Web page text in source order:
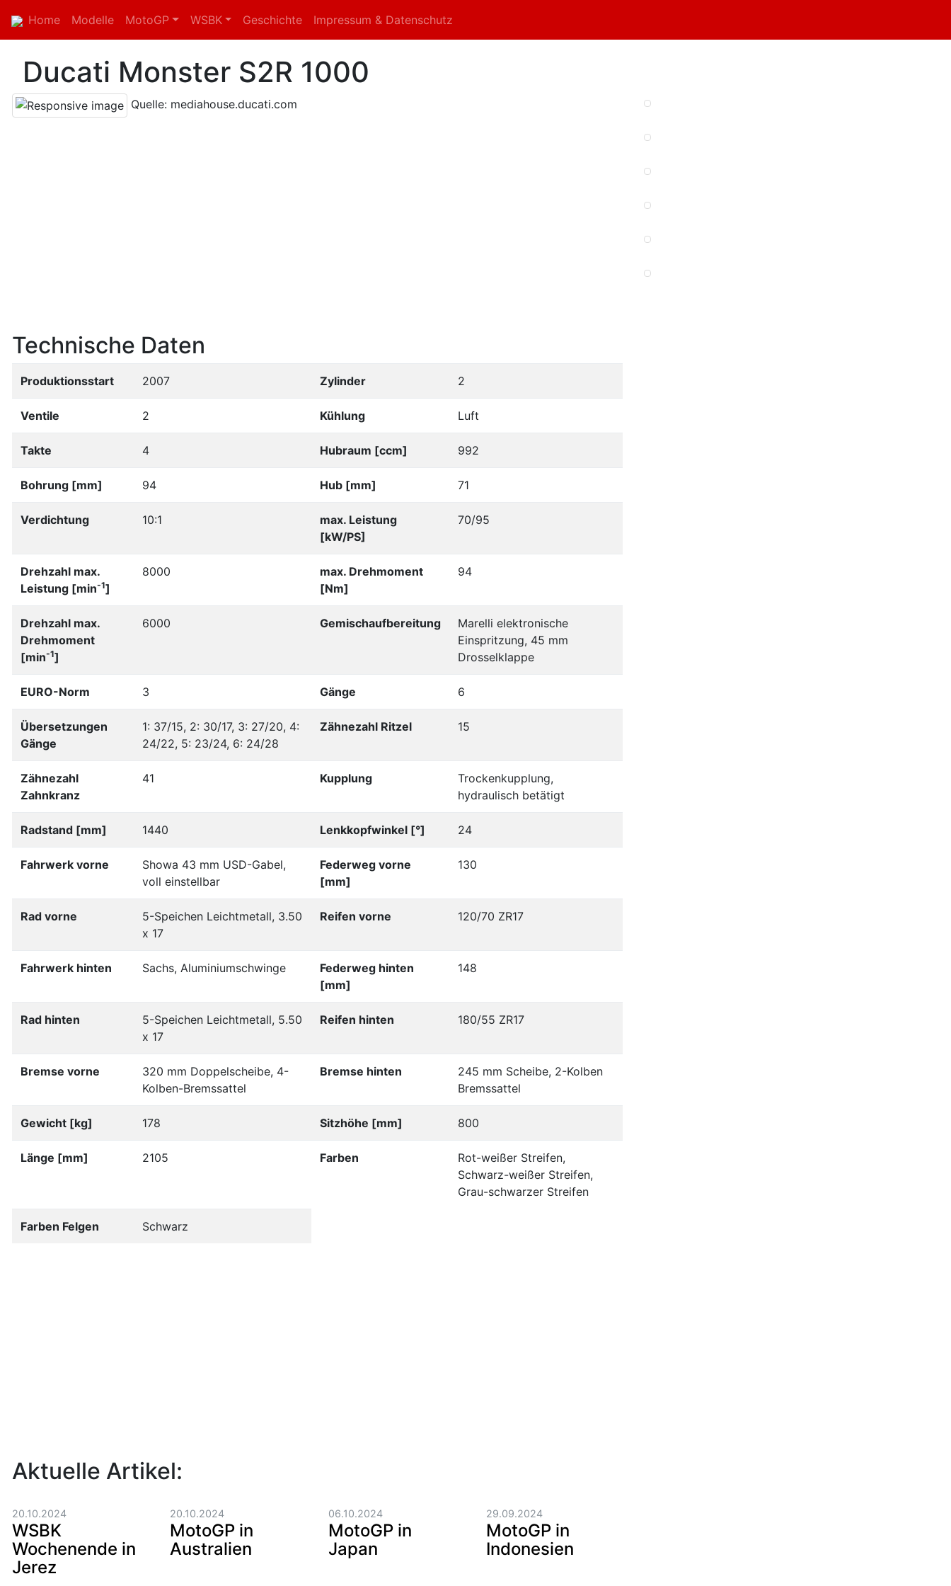
Home Modelle MotoGP WSBK Geschichte Impressum & Datenschutz
Ducati Monster S2R 1000
Quelle: mediahouse.ducati.com
Technische Daten
Produktionsstart 2007 Zylinder 2
Ventile 2 Kühlung Luft
Takte 4 Hubraum [ccm] 992
Bohrung [mm] 94 Hub [mm] 71
Verdichtung 10:1
max. Leistung
[kW/PS]
70/95
Drehzahl max.
Leistung [min-1]
8000
max. Drehmoment
[Nm]
94
Drehzahl max.
Drehmoment
[min-1]
6000 Gemischaufbereitung
Marelli elektronische
Einspritzung, 45 mm
Drosselklappe
EURO-Norm 3 Gänge 6
Übersetzungen
Gänge
1: 37/15, 2: 30/17, 3: 27/20, 4:
24/22, 5: 23/24, 6: 24/28
Zähnezahl Ritzel 15
Zähnezahl
Zahnkranz
41 Kupplung
Trockenkupplung,
hydraulisch betätigt
Radstand [mm] 1440 Lenkkopfwinkel [°] 24
Fahrwerk vorne
Showa 43 mm USD-Gabel,
voll einstellbar
Federweg vorne
[mm]
130
Rad vorne
5-Speichen Leichtmetall, 3.50
x 17
Reifen vorne 120/70 ZR17
Fahrwerk hinten Sachs, Aluminiumschwinge
Federweg hinten
[mm]
148
Rad hinten
5-Speichen Leichtmetall, 5.50
x 17
Reifen hinten 180/55 ZR17
Bremse vorne
320 mm Doppelscheibe, 4-
Kolben-Bremssattel
Bremse hinten
245 mm Scheibe, 2-Kolben
Bremssattel
Gewicht [kg] 178 Sitzhöhe [mm] 800
Länge [mm] 2105 Farben
Rot-weißer Streifen,
Schwarz-weißer Streifen,
Grau-schwarzer Streifen
Farben Felgen Schwarz
Aktuelle Artikel:
20.10.2024
WSBK
Wochenende in
Jerez
20.10.2024
MotoGP in
Australien
06.10.2024
MotoGP in
Japan
29.09.2024
MotoGP in
Indonesien